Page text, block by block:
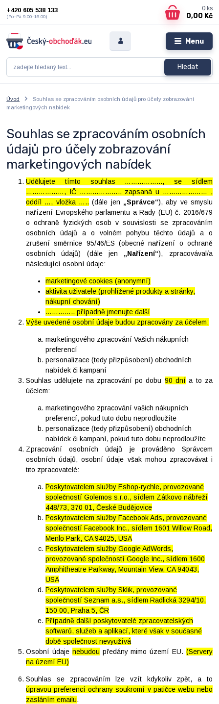
Menu
Hledat
+420 605 538 133
(Po–Pá 9:00–16:00)
0 ks
0,00 Kč
Úvod
Souhlas se zpracováním osobních údajů pro účely zobrazování
marketingových nabídek
Souhlas se zpracováním osobních
údajů pro účely zobrazování
marketingových nabídek
Udělujete tímto souhlas ……………..., se sídlem
………………, IČ ………………., zapsaná u ………………… ,
oddíl …, vložka ….. (dále jen „Správce“), aby ve smyslu
nařízení Evropského parlamentu a Rady (EU) č. 2016/679
o ochraně fyzických osob v souvislosti se zpracováním
osobních údajů a o volném pohybu těchto údajů a o
zrušení směrnice 95/46/ES (obecné nařízení o ochraně
osobních údajů) (dále jen „Nařízení“), zpracovával/a
následující osobní údaje:
marketingové cookies (anonymní)
aktivita uživatele (prohlížené produkty a stránky,
nákupní chování)
………….. případně jmenujte další
Výše uvedené osobní údaje budou zpracovány za účelem:
marketingového zpracování Vašich nákupních
preferencí
personalizace (tedy přizpůsobení) obchodních
nabídek či kampaní
Souhlas udělujete na zpracování po dobu 90 dní a to za
účelem:
marketingového zpracování vašich nákupních
preferencí, pokud tuto dobu neprodloužíte
personalizace (tedy přizpůsobení) obchodních
nabídek či kampaní, pokud tuto dobu neprodloužíte
Zpracování osobních údajů je prováděno Správcem
osobních údajů, osobní údaje však mohou zpracovávat i
tito zpracovatelé:
Poskytovatelem služby Eshop-rychle, provozované
společností Golemos s.r.o., sídlem Zátkovo nábřeží
448/73, 370 01, České Budějovice
Poskytovatelem služby Facebook Ads, provozované
společností Facebook Inc., sídlem 1601 Willow Road,
Menlo Park, CA 94025, USA
Poskytovatelem služby Google AdWords,
provozované společností Google Inc., sídlem 1600
Amphitheatre Parkway, Mountain View, CA 94043,
USA
Poskytovatelem služby Sklik, provozované
společností Seznam a.s., sídlem Radlická 3294/10,
150 00, Praha 5, ČR
Případně další poskytovatelé zpracovatelských
softwarů, služeb a aplikací, které však v současné
době společnost nevyužívá
Osobní údaje nebudou předány mimo území EU. (Servery
na území EU)
Souhlas se zpracováním lze vzít kdykoliv zpět, a to
úpravou preferencí ochrany soukromí v patičce webu nebo
zasláním emailu.